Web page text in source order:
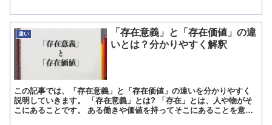
違い
「存在意義」と「存在価値」の違
いとは？分かりやすく解釈
この記事では、「存在意義」と「存在価値」の違いを分かりやすく
説明していきます。 「存在意義」とは? 「存在」とは、人や物がそ
こにあることです。 ある働きや価値を持ってそこにあることを意味